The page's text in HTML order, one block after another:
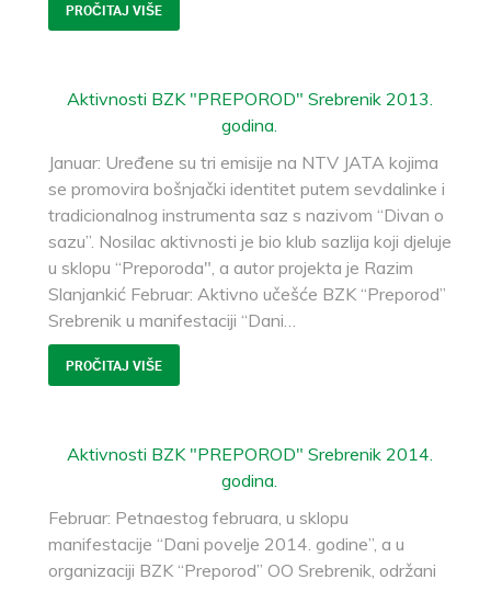
PROČITAJ VIŠE
Aktivnosti BZK "PREPOROD" Srebrenik 2013.
godina.
Januar: Uređene su tri emisije na NTV JATA kojima
se promovira bošnjački identitet putem sevdalinke i
tradicionalnog instrumenta saz s nazivom “Divan o
sazu”. Nosilac aktivnosti je bio klub sazlija koji djeluje
u sklopu “Preporoda", a autor projekta je Razim
Slanjankić Februar: Aktivno učešće BZK “Preporod”
Srebrenik u manifestaciji “Dani…
PROČITAJ VIŠE
Aktivnosti BZK "PREPOROD" Srebrenik 2014.
godina.
Februar: Petnaestog februara, u sklopu
manifestacije “Dani povelje 2014. godine”, a u
organizaciji BZK “Preporod” OO Srebrenik, održani